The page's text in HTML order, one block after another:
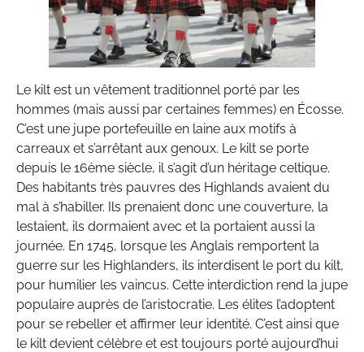
Le kilt est un vêtement traditionnel porté par les
hommes (mais aussi par certaines femmes) en Écosse.
C’est une jupe portefeuille en laine aux motifs à
carreaux et s’arrêtant aux genoux. Le kilt se porte
depuis le 16ème siècle, il s’agit d’un héritage celtique.
Des habitants très pauvres des Highlands avaient du
mal à s’habiller. Ils prenaient donc une couverture, la
lestaient, ils dormaient avec et la portaient aussi la
journée. En 1745, lorsque les Anglais remportent la
guerre sur les Highlanders, ils interdisent le port du kilt,
pour humilier les vaincus. Cette interdiction rend la jupe
populaire auprès de l’aristocratie. Les élites l’adoptent
pour se rebeller et affirmer leur identité. C’est ainsi que
le kilt devient célèbre et est toujours porté aujourd’hui